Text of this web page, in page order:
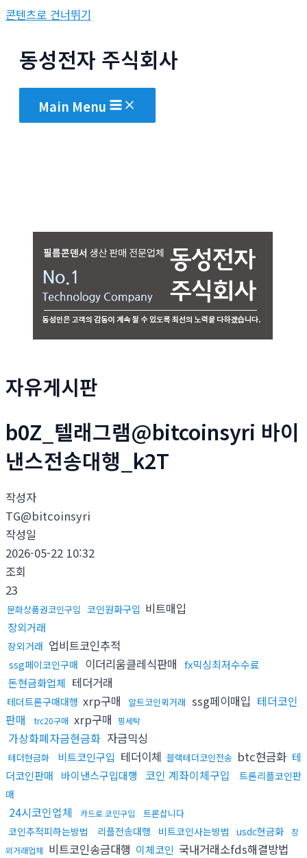
콘텐츠로 건너뛰기
동성전자 주식회사
Main Menu
자유게시판
b0Z_텔래그램@bitcoinsyri 바이
낸스전송대행_k2T
작성자
TG@bitcoinsyri
작성일
2026-05-22 10:32
조회
23
문화상품권코인구입 코인원화구입 비트매입
장외거래
장외거래 업비트코인추적
ssg페이코인구매 이더리움클레식판매 fx믹싱최저수수료
돈현금화업체 테더거래
테더트론구매대행 xrp구매 알트코인퀵거래 ssg페이매입 테더코인
판매
trc20구매 xrp구매 핑세탁
가상화폐자금현금화 자금믹싱
테더현금화 비트코인구입 테더이체 블랙테더코인전송 btc현금화 테
더코인판매
바이낸스구입대행 코인 계좌이체구입
트론리플코인판
매
24시코인업체 카드로 코인구입 트론삽니다
코인추적피하는방법 리플전송대행 비트코인사는방법 usdc현금화
장
외거래업체 비트코인송금대행 이체코인 국내거래소fds해결방법